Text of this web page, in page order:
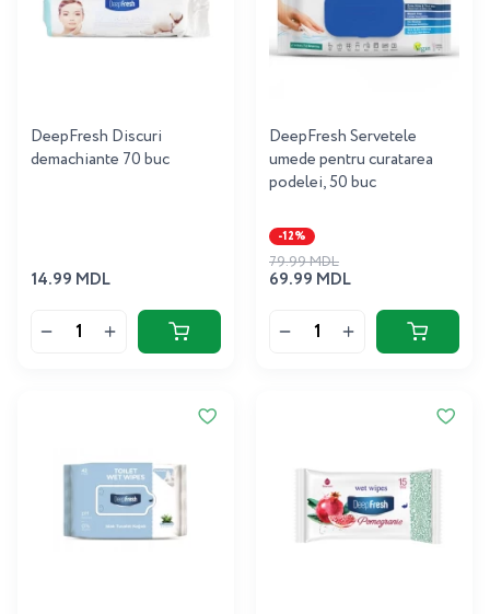
DeepFresh Discuri
demachiante 70 buc
14.99 MDL
DeepFresh Servetele
umede pentru curatarea
podelei, 50 buc
-12%
69.99 MDL
79.99 MDL